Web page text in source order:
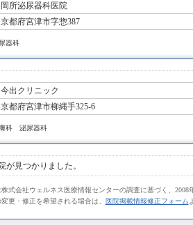
岡所泌尿器科医院
京都府宮津市字惣387
器科
今出クリニック
京都府宮津市柳縄手325-6
科 泌尿器科
が見つかりました。
株式会社ウェルネス医療情報センターの調査に基づく、2008
更・修正を希望される場合は、
医院掲載情報修正フォーム